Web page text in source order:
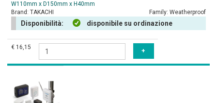
W110mm x D150mm x H40mm
Brand: TAKACHI Family: Weatherproof
Disponibilità: disponibile su ordinazione
€ 16,15